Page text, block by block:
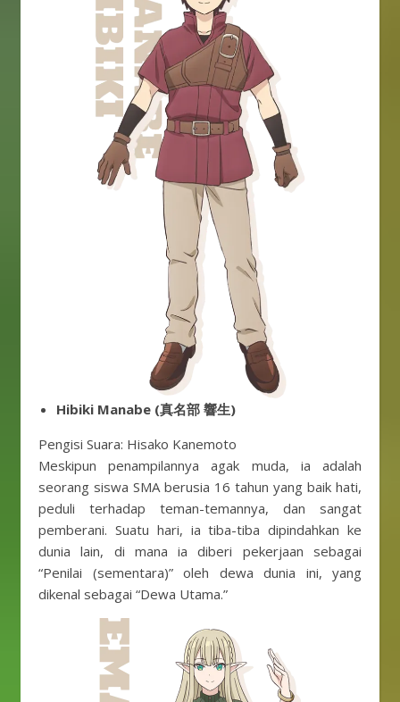
Hibiki Manabe (真名部 響生)
Pengisi Suara: Hisako Kanemoto
Meskipun penampilannya agak muda, ia adalah
seorang siswa SMA berusia 16 tahun yang baik hati,
peduli terhadap teman-temannya, dan sangat
pemberani. Suatu hari, ia tiba-tiba dipindahkan ke
dunia lain, di mana ia diberi pekerjaan sebagai
“Penilai (sementara)” oleh dewa dunia ini, yang
dikenal sebagai “Dewa Utama.”